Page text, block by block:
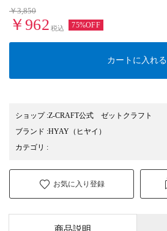
￥3,850
￥962 税込 75%OFF
カートに入れる
ショップ:Z-CRAFT公式 ゼットクラフト
ブランド :HYAY （ヒヤイ）
カテゴリ :
お気に入り登録
商品説明